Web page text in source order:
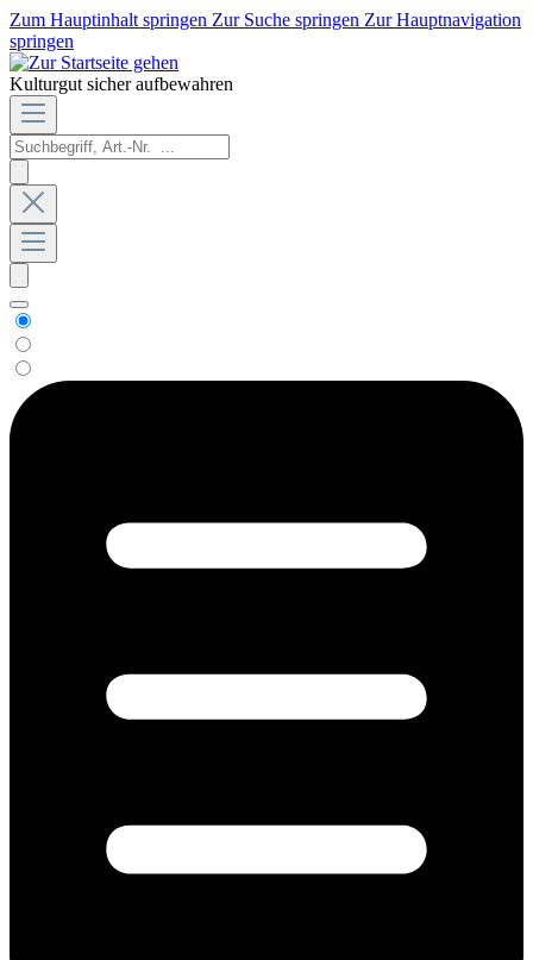
Zum Hauptinhalt springen Zur Suche springen Zur Hauptnavigation
springen
Kulturgut sicher aufbewahren